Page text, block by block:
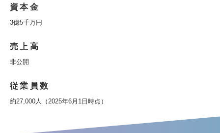
資本金
3億5千万円
売上高
非公開
従業員数
約27,000人（2025年6月1日時点）